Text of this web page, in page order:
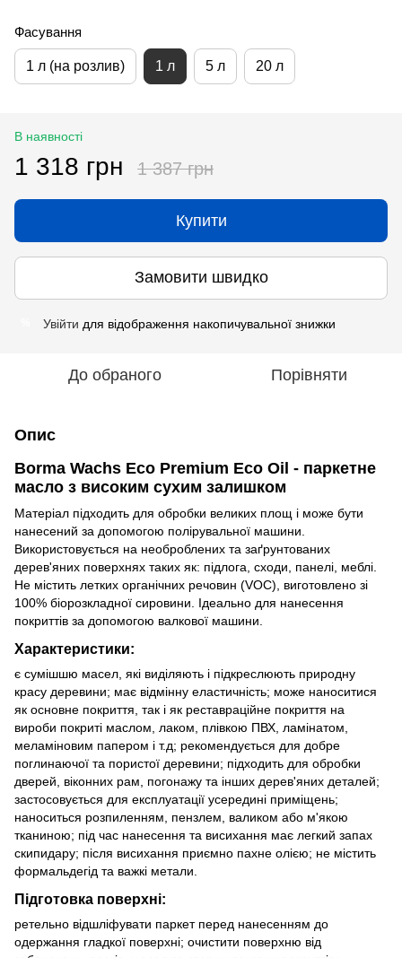
Фасування
1 л (на розлив) 1 л 5 л 20 л
В наявності
1 318 грн 1 387 грн
Купити
Замовити швидко
Увійти для відображення накопичувальної знижки
До обраного Порівняти
Опис
Borma Wachs Eco Premium Eco Oil - паркетне
масло з високим сухим залишком
Матеріал підходить для обробки великих площ і може бути
нанесений за допомогою полірувальної машини.
Використовується на необроблених та заґрунтованих
дерев'яних поверхнях таких як: підлога, сходи, панелі, меблі.
Не містить летких органічних речовин (VOC), виготовлено зі
100% біорозкладної сировини. Ідеально для нанесення
покриттів за допомогою валкової машини.
Характеристики:
є сумішшю масел, які виділяють і підкреслюють природну
красу деревини; має відмінну еластичність; може наноситися
як основне покриття, так і як реставраційне покриття на
вироби покриті маслом, лаком, плівкою ПВХ, ламінатом,
меламіновим папером і т.д; рекомендується для добре
поглинаючої та пористої деревини; підходить для обробки
дверей, віконних рам, погонажу та інших дерев'яних деталей;
застосовується для експлуатації усередині приміщень;
наноситься розпиленням, пензлем, валиком або м'якою
тканиною; під час нанесення та висихання має легкий запах
скипидару; після висихання приємно пахне олією; не містить
формальдегід та важкі метали.
Підготовка поверхні:
ретельно відшліфувати паркет перед нанесенням до
одержання гладкої поверхні; очистити поверхню від